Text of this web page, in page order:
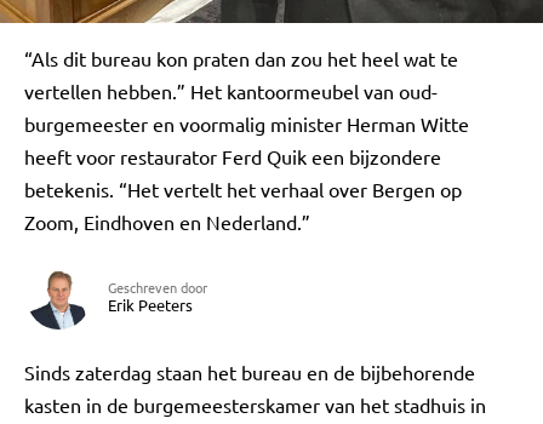
“Als dit bureau kon praten dan zou het heel wat te
vertellen hebben.” Het kantoormeubel van oud-
burgemeester en voormalig minister Herman Witte
heeft voor restaurator Ferd Quik een bijzondere
betekenis. “Het vertelt het verhaal over Bergen op
Zoom, Eindhoven en Nederland.”
Geschreven door
Erik Peeters
Sinds zaterdag staan het bureau en de bijbehorende
kasten in de burgemeesterskamer van het stadhuis in